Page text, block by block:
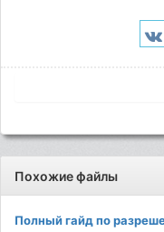
Похожие файлы
Полный гайд по